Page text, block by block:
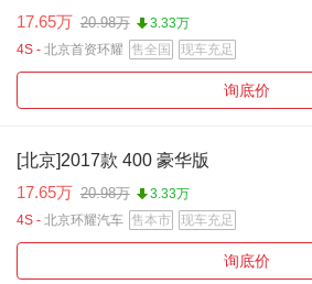
17.65万 20.98万
3.33万
4S - 北京首资环耀 售全国 现车充足
询底价
[北京]2017款 400 豪华版
17.65万 20.98万
3.33万
4S - 北京环耀汽车 售本市 现车充足
询底价